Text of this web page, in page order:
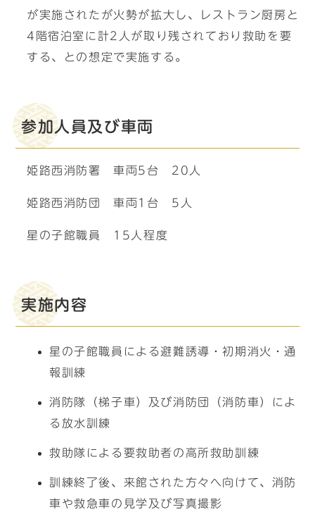
が実施されたが火勢が拡大し、レストラン厨房と
4階宿泊室に計2人が取り残されており救助を要
する、との想定で実施する。
参加人員及び車両
姫路西消防署 車両5台 20人
姫路西消防団 車両1台 5人
星の子館職員 15人程度
実施内容
星の子館職員による避難誘導・初期消火・通
報訓練
消防隊（梯子車）及び消防団（消防車）によ
る放水訓練
救助隊による要救助者の高所救助訓練
訓練終了後、来館された方々へ向けて、消防
車や救急車の見学及び写真撮影